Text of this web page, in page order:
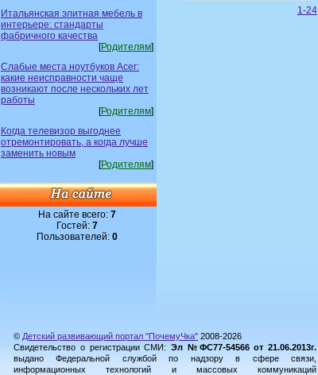
Итальянская элитная мебель в
интерьере: стандарты
фабричного качества
[Родителям]
Слабые места ноутбуков Acer:
какие неисправности чаще
возникают после нескольких лет
работы
[Родителям]
Когда телевизор выгоднее
отремонтировать, а когда лучше
заменить новым
[Родителям]
На сайте всего: 7
Гостей: 7
Пользователей: 0
1-24
© Детский развивающий портал "ПочемуЧка" 2008-2026
Свидетельство о регистрации СМИ: Эл №ФС77-54566 от 21.06.2013г.
выдано Федеральной службой по надзору в сфере связи,
информационных технологий и массовых коммуникаций